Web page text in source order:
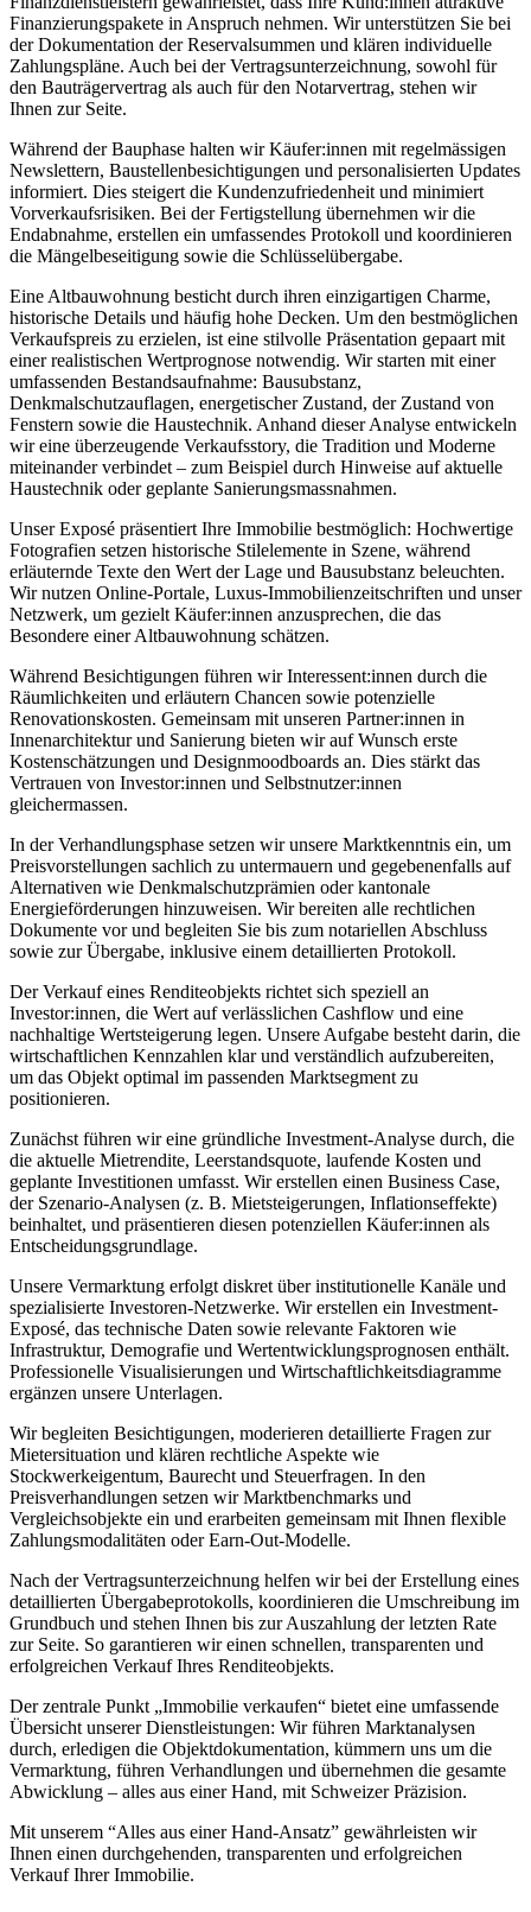
Finanzierungspakete in Anspruch nehmen. Wir unterstützen Sie bei
der Dokumentation der Reservalsummen und klären individuelle
Zahlungspläne. Auch bei der Vertragsunterzeichnung, sowohl für
den Bauträgervertrag als auch für den Notarvertrag, stehen wir
Ihnen zur Seite.
Während der Bauphase halten wir Käufer:innen mit regelmässigen
Newslettern, Baustellenbesichtigungen und personalisierten Updates
informiert. Dies steigert die Kundenzufriedenheit und minimiert
Vorverkaufsrisiken. Bei der Fertigstellung übernehmen wir die
Endabnahme, erstellen ein umfassendes Protokoll und koordinieren
die Mängelbeseitigung sowie die Schlüsselübergabe.
Eine Altbauwohnung besticht durch ihren einzigartigen Charme,
historische Details und häufig hohe Decken. Um den bestmöglichen
Verkaufspreis zu erzielen, ist eine stilvolle Präsentation gepaart mit
einer realistischen Wertprognose notwendig. Wir starten mit einer
umfassenden Bestandsaufnahme: Bausubstanz,
Denkmalschutzauflagen, energetischer Zustand, der Zustand von
Fenstern sowie die Haustechnik. Anhand dieser Analyse entwickeln
wir eine überzeugende Verkaufsstory, die Tradition und Moderne
miteinander verbindet – zum Beispiel durch Hinweise auf aktuelle
Haustechnik oder geplante Sanierungsmassnahmen.
Unser Exposé präsentiert Ihre Immobilie bestmöglich: Hochwertige
Fotografien setzen historische Stilelemente in Szene, während
erläuternde Texte den Wert der Lage und Bausubstanz beleuchten.
Wir nutzen Online-Portale, Luxus-Immobilienzeitschriften und unser
Netzwerk, um gezielt Käufer:innen anzusprechen, die das
Besondere einer Altbauwohnung schätzen.
Während Besichtigungen führen wir Interessent:innen durch die
Räumlichkeiten und erläutern Chancen sowie potenzielle
Renovationskosten. Gemeinsam mit unseren Partner:innen in
Innenarchitektur und Sanierung bieten wir auf Wunsch erste
Kostenschätzungen und Designmoodboards an. Dies stärkt das
Vertrauen von Investor:innen und Selbstnutzer:innen
gleichermassen.
In der Verhandlungsphase setzen wir unsere Marktkenntnis ein, um
Preisvorstellungen sachlich zu untermauern und gegebenenfalls auf
Alternativen wie Denkmalschutzprämien oder kantonale
Energieförderungen hinzuweisen. Wir bereiten alle rechtlichen
Dokumente vor und begleiten Sie bis zum notariellen Abschluss
sowie zur Übergabe, inklusive einem detaillierten Protokoll.
Der Verkauf eines Renditeobjekts richtet sich speziell an
Investor:innen, die Wert auf verlässlichen Cashflow und eine
nachhaltige Wertsteigerung legen. Unsere Aufgabe besteht darin, die
wirtschaftlichen Kennzahlen klar und verständlich aufzubereiten,
um das Objekt optimal im passenden Marktsegment zu
positionieren.
Zunächst führen wir eine gründliche Investment-Analyse durch, die
die aktuelle Mietrendite, Leerstandsquote, laufende Kosten und
geplante Investitionen umfasst. Wir erstellen einen Business Case,
der Szenario-Analysen (z. B. Mietsteigerungen, Inflationseffekte)
beinhaltet, und präsentieren diesen potenziellen Käufer:innen als
Entscheidungsgrundlage.
Unsere Vermarktung erfolgt diskret über institutionelle Kanäle und
spezialisierte Investoren-Netzwerke. Wir erstellen ein Investment-
Exposé, das technische Daten sowie relevante Faktoren wie
Infrastruktur, Demografie und Wertentwicklungsprognosen enthält.
Professionelle Visualisierungen und Wirtschaftlichkeitsdiagramme
ergänzen unsere Unterlagen.
Wir begleiten Besichtigungen, moderieren detaillierte Fragen zur
Mietersituation und klären rechtliche Aspekte wie
Stockwerkeigentum, Baurecht und Steuerfragen. In den
Preisverhandlungen setzen wir Marktbenchmarks und
Vergleichsobjekte ein und erarbeiten gemeinsam mit Ihnen flexible
Zahlungsmodalitäten oder Earn-Out-Modelle.
Nach der Vertragsunterzeichnung helfen wir bei der Erstellung eines
detaillierten Übergabeprotokolls, koordinieren die Umschreibung im
Grundbuch und stehen Ihnen bis zur Auszahlung der letzten Rate
zur Seite. So garantieren wir einen schnellen, transparenten und
erfolgreichen Verkauf Ihres Renditeobjekts.
Der zentrale Punkt „Immobilie verkaufen“ bietet eine umfassende
Übersicht unserer Dienstleistungen: Wir führen Marktanalysen
durch, erledigen die Objektdokumentation, kümmern uns um die
Vermarktung, führen Verhandlungen und übernehmen die gesamte
Abwicklung – alles aus einer Hand, mit Schweizer Präzision.
Mit unserem “Alles aus einer Hand-Ansatz” gewährleisten wir
Ihnen einen durchgehenden, transparenten und erfolgreichen
Verkauf Ihrer Immobilie.